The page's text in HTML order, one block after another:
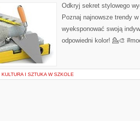
Odkryj sekret stylowego
Poznaj najnowsze trendy
wyeksponować swoją
odpowiedni kolor! 💁🎨
KULTURA I SZTUKA W SZKOLE